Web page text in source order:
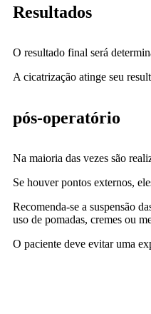
Resultados
O resultado final será
A cicatrização atinge seu
pós-operatório
Na maioria das vezes são
Se houver pontos externos,
Recomenda-se a suspensão
uso de pomadas, cremes ou
O paciente deve evitar uma